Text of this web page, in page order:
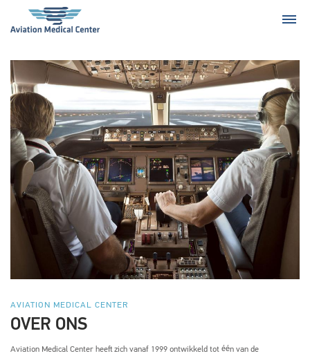
AVIATION MEDICAL CENTER
OVER ONS
Aviation Medical Center heeft zich vanaf 1999 ontwikkeld tot één van de